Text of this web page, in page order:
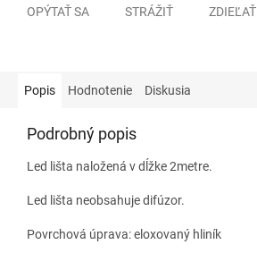
OPÝTAŤ SA STRÁŽIŤ ZDIEĽAŤ
Popis Hodnotenie Diskusia
Podrobný popis
Led lišta naložená v dĺžke 2metre.
Led lišta neobsahuje difúzor.
Povrchová úprava: eloxovaný hliník